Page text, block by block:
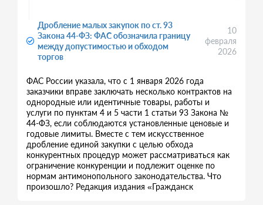
Дробление малых закупок по ст. 93
Закона 44-ФЗ: ФАС обозначила границу
между допустимостью и обходом
торгов
10
февраля
2026
ФАС России указала, что с 1 января 2026 года
заказчики вправе заключать несколько контрактов на
однородные или идентичные товары, работы и
услуги по пунктам 4 и 5 части 1 статьи 93 Закона №
44-ФЗ, если соблюдаются установленные ценовые и
годовые лимиты. Вместе с тем искусственное
дробление единой закупки с целью обхода
конкурентных процедур может рассматриваться как
ограничение конкуренции и подлежит оценке по
нормам антимонопольного законодательства. Что
произошло? Редакция издания «Гражданск